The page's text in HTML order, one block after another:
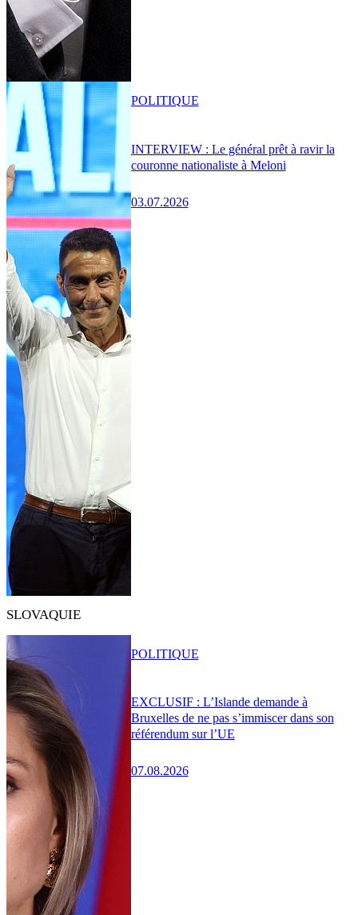
INTERVIEW : Le général prêt à ravir la
couronne nationaliste à Meloni
03.07.2026
POLITIQUE
SLOVAQUIE
EXCLUSIF : L’Islande demande à
Bruxelles de ne pas s’immiscer dans son
référendum sur l’UE
07.08.2026
POLITIQUE